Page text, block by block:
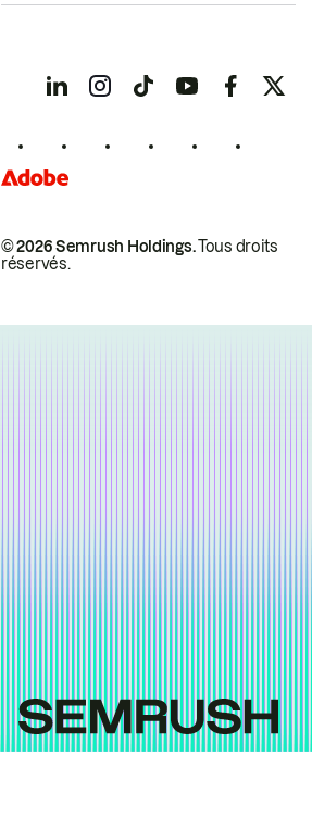
© 2026 Semrush Holdings.Tous droits
réservés.